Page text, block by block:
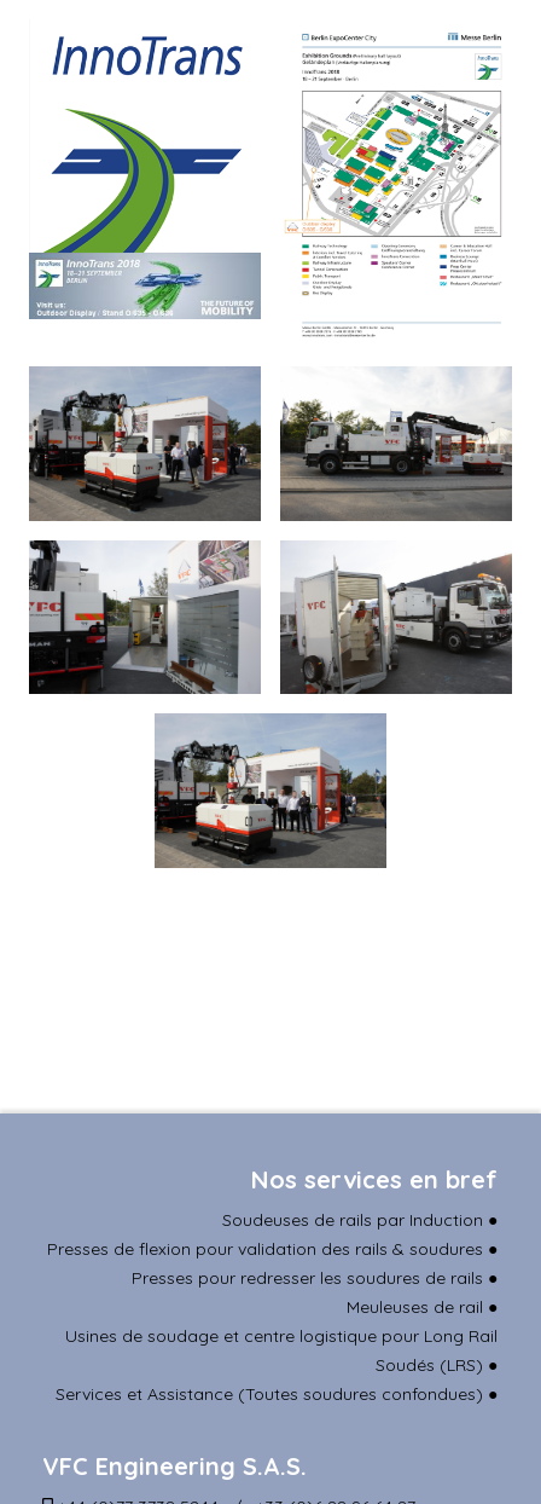
Nos services en bref
Soudeuses de rails par Induction ●
Presses de flexion pour validation des rails & soudures ●
Presses pour redresser les soudures de rails ●
Meuleuses de rail ●
Usines de soudage et centre logistique pour Long Rail
Soudés (LRS) ●
Services et Assistance (Toutes soudures confondues) ●
VFC Engineering S.A.S.